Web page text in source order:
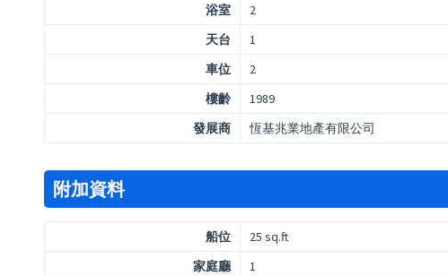
浴室
2
天台
1
車位
2
樓齡
1989
發展商
恆基兆業地產有限公司
附加資料
船位
25 sq.ft
家庭廳
1